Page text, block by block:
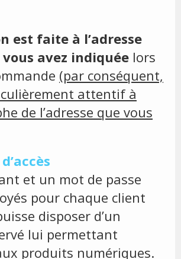
est faite à l’adresse
avez indiquée lors
(par conséquent,
attentif à
de l’adresse que vous
et un mot de passe
pour chaque client
disposer d’un
lui permettant
produits numériques.